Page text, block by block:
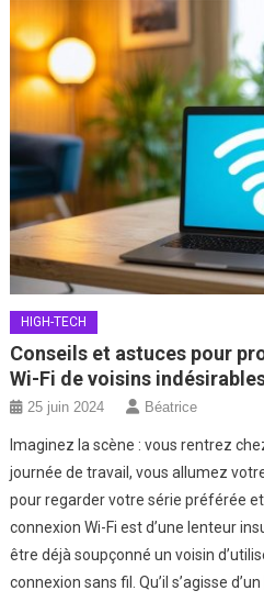
HIGH-TECH
Conseils et astuces pour
Wi-Fi de voisins
25 juin 2024 Béatrice
Imaginez la scène : vous rentrez
journée de travail, vous allumez
pour regarder votre série préférée
connexion Wi-Fi est d’une lenteur
être déjà soupçonné un voisin
connexion sans fil. Qu’il s’agisse d’un